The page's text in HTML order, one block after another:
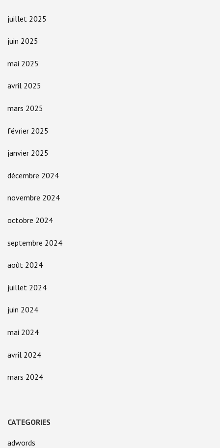
juillet 2025
juin 2025
mai 2025
avril 2025
mars 2025
février 2025
janvier 2025
décembre 2024
novembre 2024
octobre 2024
septembre 2024
août 2024
juillet 2024
juin 2024
mai 2024
avril 2024
mars 2024
CATEGORIES
adwords